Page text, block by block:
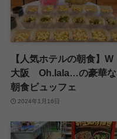
【人気ホテルの朝食】W
大阪 Oh.lala…の豪華な
朝食ビュッフェ
2024年1月16日